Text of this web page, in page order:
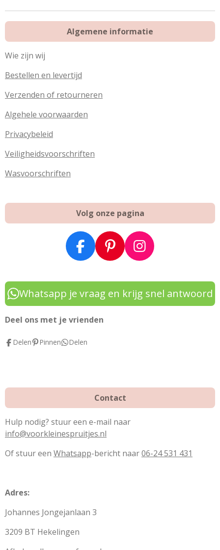
Algemene informatie
Wie zijn wij
Bestellen en levertijd
Verzenden of retourneren
Algehele voorwaarden
Privacybeleid
Veiligheidsvoorschriften
Wasvoorschriften
Volg onze pagina
F
a
c
e
b
o
k
P
i
n
t
e
I
n
s
t
a
Whatsapp je vraag en krijg snel antwoord
Deel ons met je vrienden
Delen Pinnen Delen
Contact
Hulp nodig? stuur een e-mail naar
info@voorkleinespruitjes.nl
Of stuur een Whatsapp-bericht naar06-24 531 431
Adres:
Johannes Jongejanlaan 3
3209 BT Hekelingen